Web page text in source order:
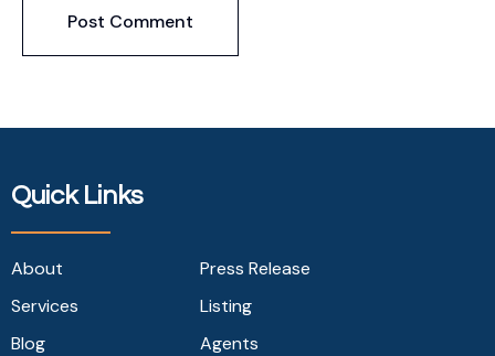
Quick Links
About
Services
Blog
Press Release
Listing
Agents